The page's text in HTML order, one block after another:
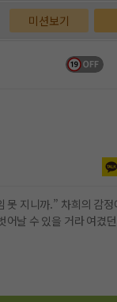
미션보기